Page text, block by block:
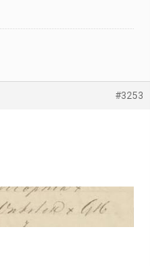
#3253